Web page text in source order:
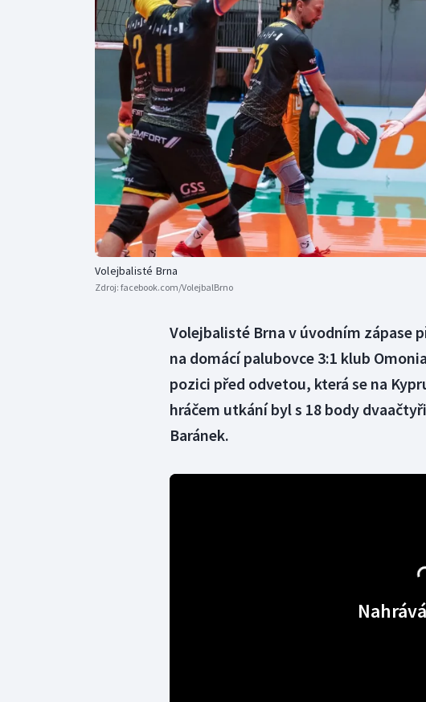
Curling
Dostihy
Florbal
Futsal
Golf
Gymnastika
Volejbalisté Brna
Zdroj: facebook.com/VolejbalBrno
Volejbalisté Brna v úvodním zápase
na domácí palubovce 3:1 klub
pozici před odvetou, která se na
hráčem utkání byl s 18 body
Baránek.